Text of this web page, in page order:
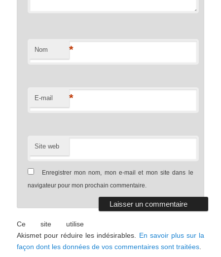
Nom *
E-mail *
Site web
Enregistrer mon nom, mon e-mail et mon site dans le
navigateur pour mon prochain commentaire.
Ce site utilise
Akismet pour réduire les indésirables. En savoir plus sur la
façon dont les données de vos commentaires sont traitées